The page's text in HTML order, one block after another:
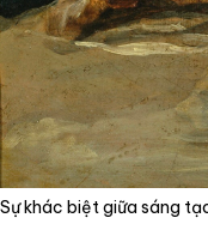
Sự khác biệt giữa sáng